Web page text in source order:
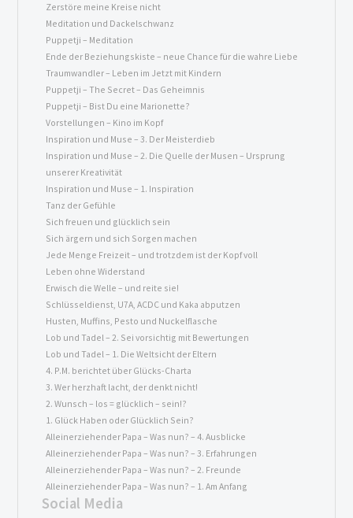
Zerstöre meine Kreise nicht
Meditation und Dackelschwanz
Puppetji – Meditation
Ende der Beziehungskiste – neue Chance für die wahre Liebe
Traumwandler – Leben im Jetzt mit Kindern
Puppetji – The Secret – Das Geheimnis
Puppetji – Bist Du eine Marionette?
Vorstellungen – Kino im Kopf
Inspiration und Muse – 3. Der Meisterdieb
Inspiration und Muse – 2. Die Quelle der Musen – Ursprung
unserer Kreativität
Inspiration und Muse – 1. Inspiration
Tanz der Gefühle
Sich freuen und glücklich sein
Sich ärgern und sich Sorgen machen
Jede Menge Freizeit – und trotzdem ist der Kopf voll
Leben ohne Widerstand
Erwisch die Welle – und reite sie!
Schlüsseldienst, U7A, ACDC und Kaka abputzen
Husten, Muffins, Pesto und Nuckelflasche
Lob und Tadel – 2. Sei vorsichtig mit Bewertungen
Lob und Tadel – 1. Die Weltsicht der Eltern
4. P.M. berichtet über Glücks-Charta
3. Wer herzhaft lacht, der denkt nicht!
2. Wunsch – los = glücklich – sein!?
1. Glück Haben oder Glücklich Sein?
Alleinerziehender Papa – Was nun? – 4. Ausblicke
Alleinerziehender Papa – Was nun? – 3. Erfahrungen
Alleinerziehender Papa – Was nun? – 2. Freunde
Alleinerziehender Papa – Was nun? – 1. Am Anfang
Social Media